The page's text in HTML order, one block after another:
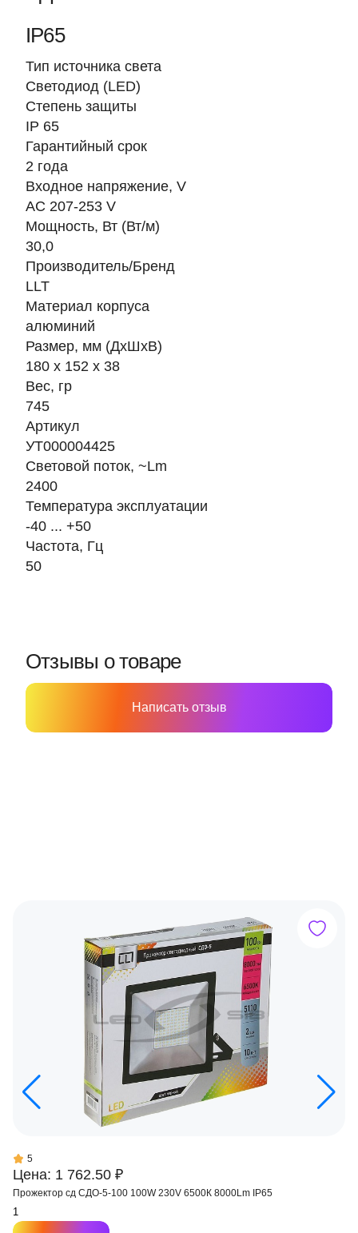
IP65
Тип источника света
Светодиод (LED)
Степень защиты
IP 65
Гарантийный срок
2 года
Входное напряжение, V
AC 207-253 V
Мощность, Вт (Вт/м)
30,0
Производитель/Бренд
LLT
Материал корпуса
алюминий
Размер, мм (ДхШхВ)
180 х 152 х 38
Вес, гр
745
Артикул
УТ000004425
Световой поток, ~Lm
2400
Температура эксплуатации
-40 ... +50
Частота, Гц
50
Отзывы о товаре
Написать отзыв
Цена: 1 762.50 ₽
5
Прожектор сд СДО-5-100 100W 230V 6500К 8000Lm IP65